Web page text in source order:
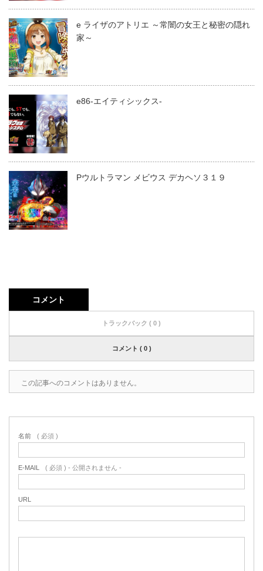
e ライザのアトリエ ～常闇の女王と秘密の隠れ
家～
e86-エイティシックス-
Pウルトラマン メビウス デカヘソ３１９
コメント
トラックバック ( 0 )
コメント ( 0 )
この記事へのコメントはありません。
名前 ( 必須 )
E-MAIL ( 必須 ) - 公開されません -
URL